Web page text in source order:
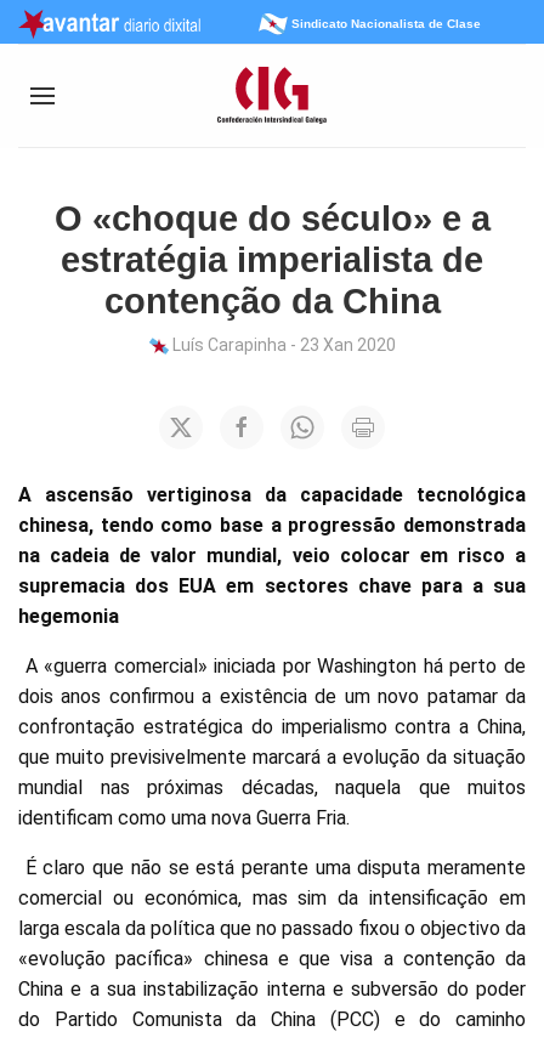
Sindicato Nacionalista de Clase
O «choque do século» e a
estratégia imperialista de
contenção da China
Luís Carapinha - 23 Xan 2020
A ascensão vertiginosa da capacidade tecnológica
chinesa, tendo como base a progressão demonstrada
na cadeia de valor mundial, veio colocar em risco a
supremacia dos EUA em sectores chave para a sua
hegemonia
A «guerra comercial» iniciada por Washington há perto de
dois anos confirmou a existência de um novo patamar da
confrontação estratégica do imperialismo contra a China,
que muito previsivelmente marcará a evolução da situação
mundial nas próximas décadas, naquela que muitos
identificam como uma nova Guerra Fria.
É claro que não se está perante uma disputa meramente
comercial ou económica, mas sim da intensificação em
larga escala da política que no passado fixou o objectivo da
«evolução pacífica» chinesa e que visa a contenção da
China e a sua instabilização interna e subversão do poder
do Partido Comunista da China (PCC) e do caminho